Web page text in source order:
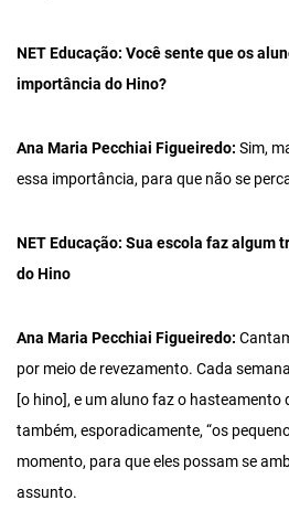
NET Educação: Você sente que os
importância do Hino?
Ana Maria Pecchiai Figueiredo: Sim,
essa importância, para que não se
NET Educação: Sua escola faz algum
do Hino
Ana Maria Pecchiai Figueiredo:
por meio de revezamento. Cada
[o hino], e um aluno faz o hasteamento
também, esporadicamente, “os
momento, para que eles possam se
assunto.